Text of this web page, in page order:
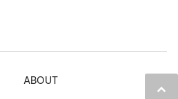
keyboard_arrow_up
ABOUT